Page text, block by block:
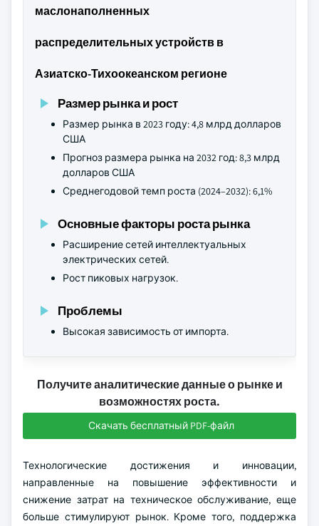
маслонаполненных
распределительных устройств в
Азиатско-Тихоокеанском регионе
Размер рынка и рост
Размер рынка в 2023 году: 4,8 млрд долларов
США
Прогноз размера рынка на 2032 год: 8,3 млрд
долларов США
Среднегодовой темп роста (2024–2032): 6,1%
Основные факторы роста рынка
Расширение сетей интеллектуальных
электрических сетей.
Рост пиковых нагрузок.
Проблемы
Высокая зависимость от импорта.
Получите аналитические данные о рынке и
возможностях роста.
Скачать бесплатный PDF-файл
Технологические достижения и инновации,
направленные на повышение эффективности и
снижение затрат на техническое обслуживание, еще
больше стимулируют рынок. Кроме того, поддержка